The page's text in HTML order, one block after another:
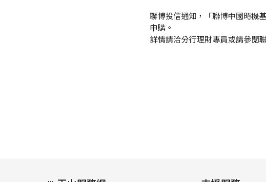
聯博投信通知，「聯博中國時機
申購。
詳情請洽分行理財專員或請參閱